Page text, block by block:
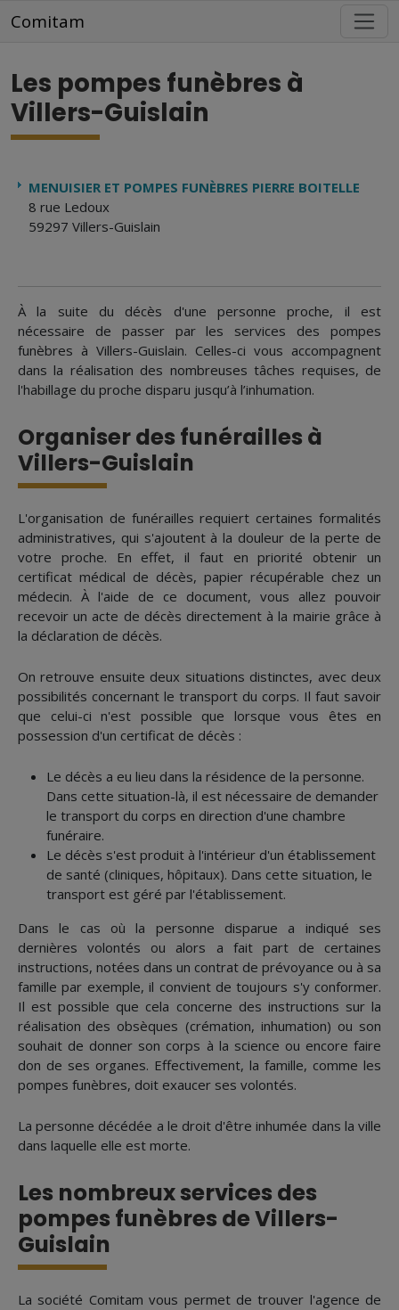
Comitam
Les pompes funèbres à
Villers-Guislain
À la suite du décès d'une personne proche, il est
nécessaire de passer par les services des pompes
funèbres à Villers-Guislain. Celles-ci vous accompagnent
dans la réalisation des nombreuses tâches requises, de
l'habillage du proche disparu jusqu’à l’inhumation.
Organiser des funérailles à
Villers-Guislain
L'organisation de funérailles requiert certaines formalités
administratives, qui s'ajoutent à la douleur de la perte de
votre proche. En effet, il faut en priorité obtenir un
certificat médical de décès, papier récupérable chez un
médecin. À l'aide de ce document, vous allez pouvoir
recevoir un acte de décès directement à la mairie grâce à
la déclaration de décès.
On retrouve ensuite deux situations distinctes, avec deux
possibilités concernant le transport du corps. Il faut savoir
que celui-ci n'est possible que lorsque vous êtes en
possession d'un certificat de décès :
Le décès a eu lieu dans la résidence de la personne.
Dans cette situation-là, il est nécessaire de demander
le transport du corps en direction d'une chambre
funéraire.
Le décès s'est produit à l'intérieur d'un établissement
de santé (cliniques, hôpitaux). Dans cette situation, le
transport est géré par l'établissement.
Dans le cas où la personne disparue a indiqué ses
dernières volontés ou alors a fait part de certaines
instructions, notées dans un contrat de prévoyance ou à sa
famille par exemple, il convient de toujours s'y conformer.
Il est possible que cela concerne des instructions sur la
réalisation des obsèques (crémation, inhumation) ou son
souhait de donner son corps à la science ou encore faire
don de ses organes. Effectivement, la famille, comme les
pompes funèbres, doit exaucer ses volontés.
La personne décédée a le droit d'être inhumée dans la ville
dans laquelle elle est morte.
Les nombreux services des
pompes funèbres de Villers-
Guislain
La société Comitam vous permet de trouver l'agence de
MENUISIER ET POMPES FUNÈBRES PIERRE BOITELLE
8 rue Ledoux
59297 Villers-Guislain